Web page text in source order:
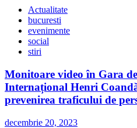
Actualitate
bucuresti
evenimente
social
stiri
Monitoare video în Gara
Internațional Henri
prevenirea traficului de
decembrie 20, 2023